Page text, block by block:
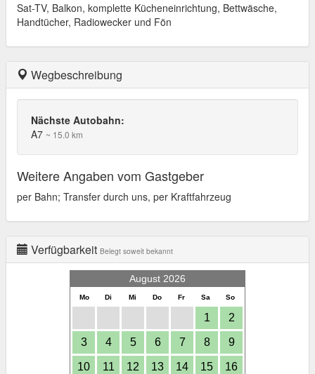
Sat-TV, Balkon, komplette Kücheneinrichtung, Bettwäsche,
Handtücher, Radiowecker und Fön
Wegbeschreibung
Nächste Autobahn:
A7 ~ 15.0 km
Weitere Angaben vom Gastgeber
per Bahn; Transfer durch uns, per Kraftfahrzeug
Verfügbarkeit Belegt soweit bekannt
August 2026
Mo Di Mi Do Fr Sa So
1 2
3 4 5 6 7 8 9
10 11 12 13 14 15 16